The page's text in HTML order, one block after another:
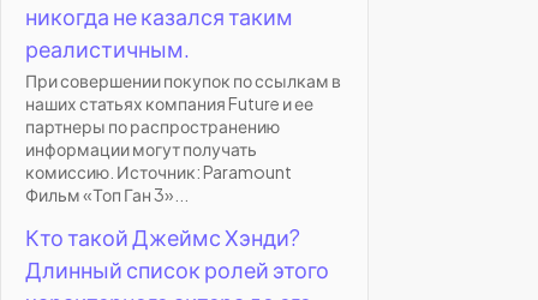
никогда не казался таким
реалистичным.
При совершении покупок по ссылкам в
наших статьях компания Future и ее
партнеры по распространению
информации могут получать
комиссию. Источник: Paramount
Фильм «Топ Ган 3»...
Кто такой Джеймс Хэнди?
Длинный список ролей этого